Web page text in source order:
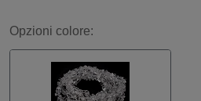
Opzioni colore: